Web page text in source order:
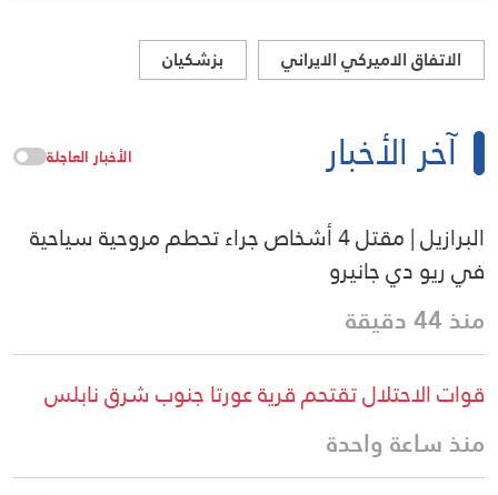
الاتفاق الاميركي الايراني بزشکیان
آخر الأخبار الأخبار العاجلة
البرازيل | مقتل 4 أشخاص جراء تحطم مروحية سياحية
في ريو دي جانيرو
منذ 44 دقيقة
قوات الاحتلال تقتحم قرية عورتا جنوب شرق نابلس
منذ ساعة واحدة